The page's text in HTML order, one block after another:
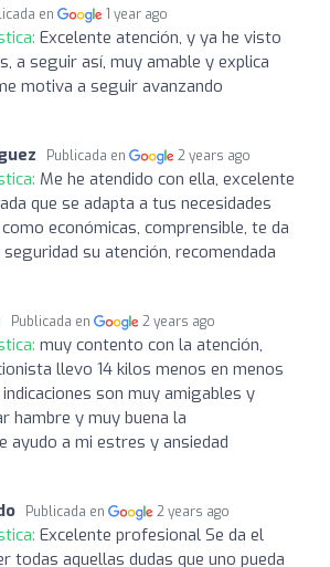
en 1 year ago
Excelente atención, y ya he visto
a seguir así, muy amable y explica
motiva a seguir avanzando
Publicada en 2 years ago
Me he atendido con ella, excelente
que se adapta a tus necesidades
económicas, comprensible, te da
su atención, recomendada
Publicada en 2 years ago
muy contento con la atención,
llevo 14 kilos menos en menos
son muy amigables y
hambre y muy buena la
ayudo a mi estres y ansiedad
Publicada en 2 years ago
Excelente profesional Se da el
todas aquellas dudas que uno pueda